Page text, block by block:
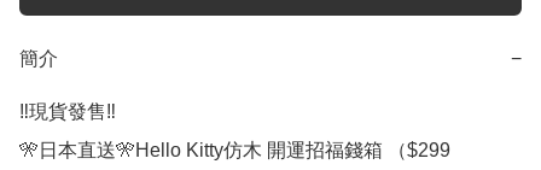
簡介 −
‼️現貨發售‼️
🎌日本直送🎌Hello Kitty仿木 開運招福錢箱 （$299